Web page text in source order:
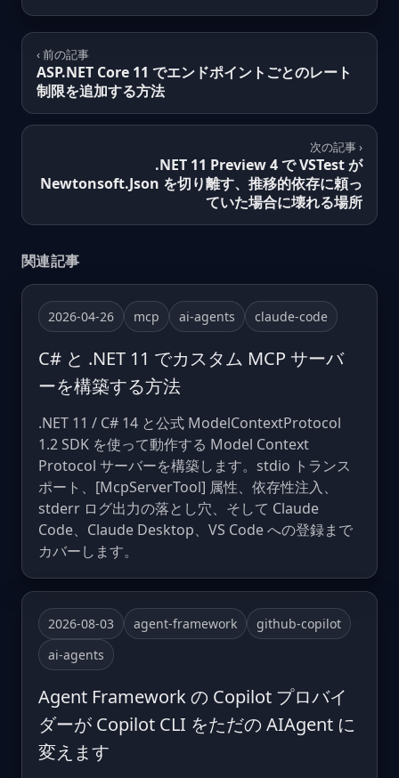
‹ 前の記事
ASP.NET Core 11 でエンドポイントごとのレート
制限を追加する方法
次の記事 ›
.NET 11 Preview 4 で VSTest が
Newtonsoft.Json を切り離す、推移的依存に頼っ
ていた場合に壊れる場所
関連記事
2026-04-26 mcp ai-agents claude-code
C# と .NET 11 でカスタム MCP サーバ
ーを構築する方法
.NET 11 / C# 14 と公式 ModelContextProtocol
1.2 SDK を使って動作する Model Context
Protocol サーバーを構築します。stdio トランス
ポート、[McpServerTool] 属性、依存性注入、
stderr ログ出力の落とし穴、そして Claude
Code、Claude Desktop、VS Code への登録まで
カバーします。
2026-08-03 agent-framework
github-copilot
ai-agents
Agent Framework の Copilot プロバイ
ダーが Copilot CLI をただの AIAgent に
変えます